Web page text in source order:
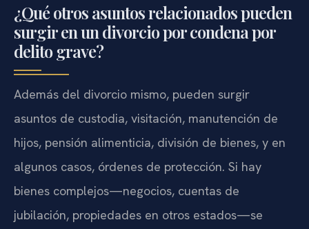
¿Qué otros asuntos relacionados pueden
surgir en un divorcio por condena por
delito grave?
Además del divorcio mismo, pueden surgir
asuntos de custodia, visitación, manutención de
hijos, pensión alimenticia, división de bienes, y en
algunos casos, órdenes de protección. Si hay
bienes complejos—negocios, cuentas de
jubilación, propiedades en otros estados—se